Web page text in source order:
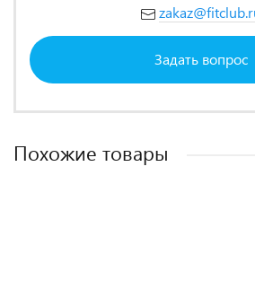
Задать вопрос
Похожие товары